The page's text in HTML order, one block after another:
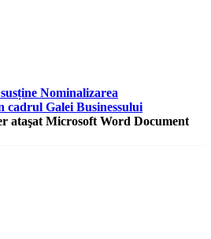
Nominalizarea
cadrul Galei Businessului